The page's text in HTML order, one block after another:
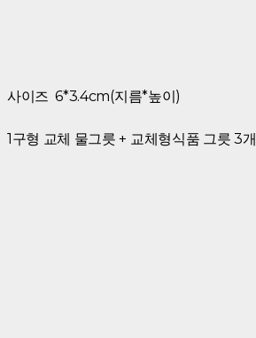
사이즈 6*3.4cm(지름*높이)
1구형 교체 물그릇 + 교체형식품 그릇 3개